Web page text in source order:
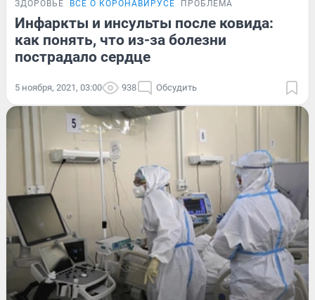
ЗДОРОВЬЕ ВСЁ О КОРОНАВИРУСЕ ПРОБЛЕМА
Инфаркты и инсульты после ковида:
как понять, что из-за болезни
пострадало сердце
5 ноября, 2021, 03:00 938 Обсудить